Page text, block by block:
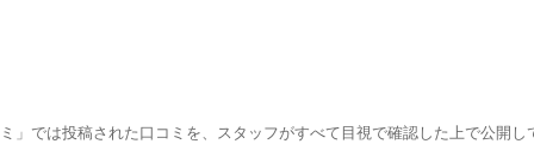
」では投稿された口コミを、スタッフがすべて目視で確認した上で公開し